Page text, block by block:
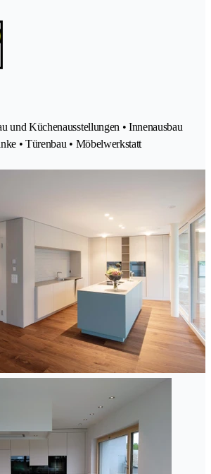
und Küchenausstellungen • Innenausbau
• Türenbau • Möbelwerkstatt